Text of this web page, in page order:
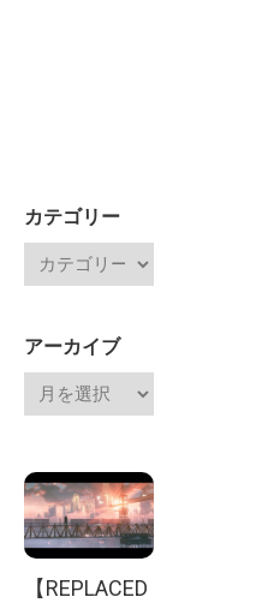
カテゴリー
アーカイブ
【REPLACED